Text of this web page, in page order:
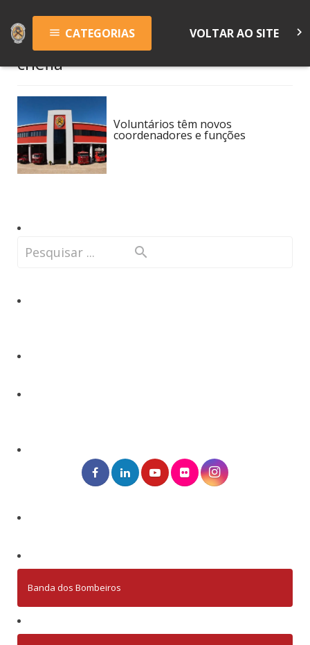
menu CATEGORIAS VOLTAR AO SITE keyboard_arrow_right
chefia
Voluntários têm novos
coordenadores e funções
Banda dos Bombeiros